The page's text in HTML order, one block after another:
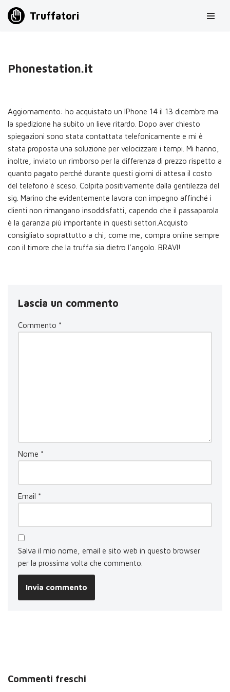
Truffatori
Phonestation.it
Aggiornamento: ho acquistato un IPhone 14 il 13 dicembre ma
la spedizione ha subito un lieve ritardo. Dopo aver chiesto
spiegazioni sono stata contattata telefonicamente e mi è
stata proposta una soluzione per velocizzare i tempi. Mi hanno,
inoltre, inviato un rimborso per la differenza di prezzo rispetto a
quanto pagato perché durante questi giorni di attesa il costo
del telefono è sceso. Colpita positivamente dalla gentilezza del
sig. Marino che evidentemente lavora con impegno affinché i
clienti non rimangano insoddisfatti, capendo che il passaparola
è la garanzia più importante in questi settori.Acquisto
consigliato soprattutto a chi, come me, compra online sempre
con il timore che la truffa sia dietro l’angolo. BRAVI!
Lascia un commento
Commento *
Nome *
Email *
Salva il mio nome, email e sito web in questo browser
per la prossima volta che commento.
Commenti freschi